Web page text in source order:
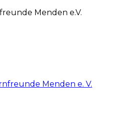
Menden e.V.